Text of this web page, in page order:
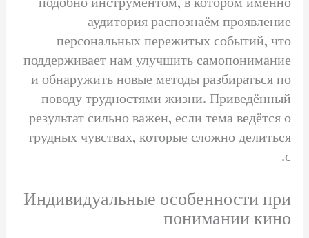
аудитория распознаём проявление
персональных пережитых событий, что
поддерживает нам улучшить самопонимание
и обнаружить новые методы разбираться по
поводу трудностями жизни. Приведённый
результат сильно важен, если тема ведётся о
трудных чувствах, которые сложно делиться
с.
Индивидуальные особенности при
понимании кино